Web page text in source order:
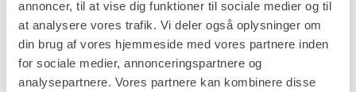
annoncer, til at vise dig funktioner til sociale medier og til
at analysere vores trafik. Vi deler også oplysninger om
din brug af vores hjemmeside med vores partnere inden
for sociale medier, annonceringspartnere og
analysepartnere. Vores partnere kan kombinere disse